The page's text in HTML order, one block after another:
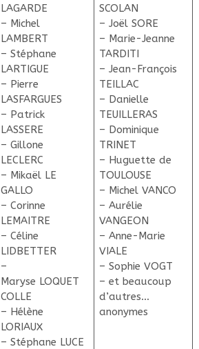
LAGARDE
– Michel
LAMBERT
– Stéphane
LARTIGUE
– Pierre
LASFARGUES
– Patrick
LASSERE
– Gillone
LECLERC
– Mikaël LE
GALLO
– Corinne
LEMAITRE
– Céline
LIDBETTER
–
Maryse LOQUET
COLLE
– Hélène
LORIAUX
– Stéphane LUCE
SCOLAN
– Joël SORE
– Marie-Jeanne
TARDITI
– Jean-François
TEILLAC
– Danielle
TEUILLERAS
– Dominique
TRINET
– Huguette de
TOULOUSE
– Michel VANCO
– Aurélie
VANGEON
– Anne-Marie
VIALE
– Sophie VOGT
– et beaucoup
d’autres…
anonymes